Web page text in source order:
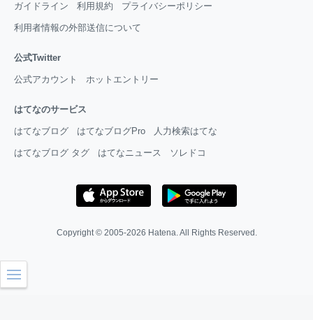
ガイドライン 利用規約 プライバシーポリシー
利用者情報の外部送信について
公式Twitter
公式アカウント ホットエントリー
はてなのサービス
はてなブログ はてなブログPro 人力検索はてな
はてなブログ タグ はてなニュース ソレドコ
Copyright © 2005-2026 Hatena. All Rights Reserved.